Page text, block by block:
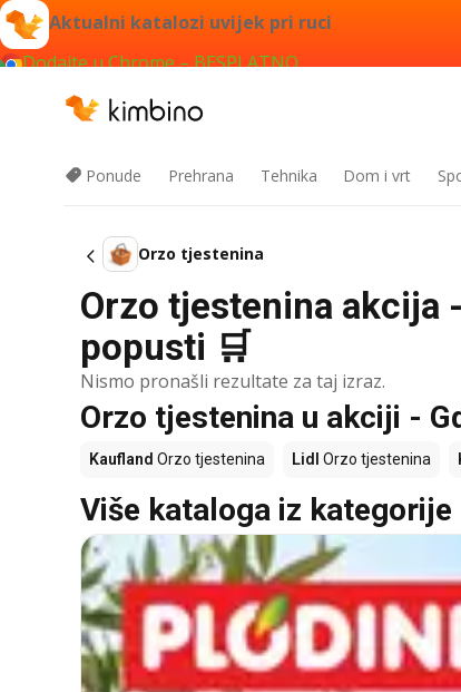
Aktualni katalozi uvijek pri ruci
Dodajte u Chrome – BESPLATNO
Ponude Prehrana Tehnika Dom i vrt
Orzo tjestenina
Orzo tjestenina akcija
popusti 🛒
Nismo pronašli rezultate za taj izraz.
Orzo tjestenina u akciji -
Kaufland Orzo tjestenina Lidl Orzo tjestenina
Više kataloga iz kategorije